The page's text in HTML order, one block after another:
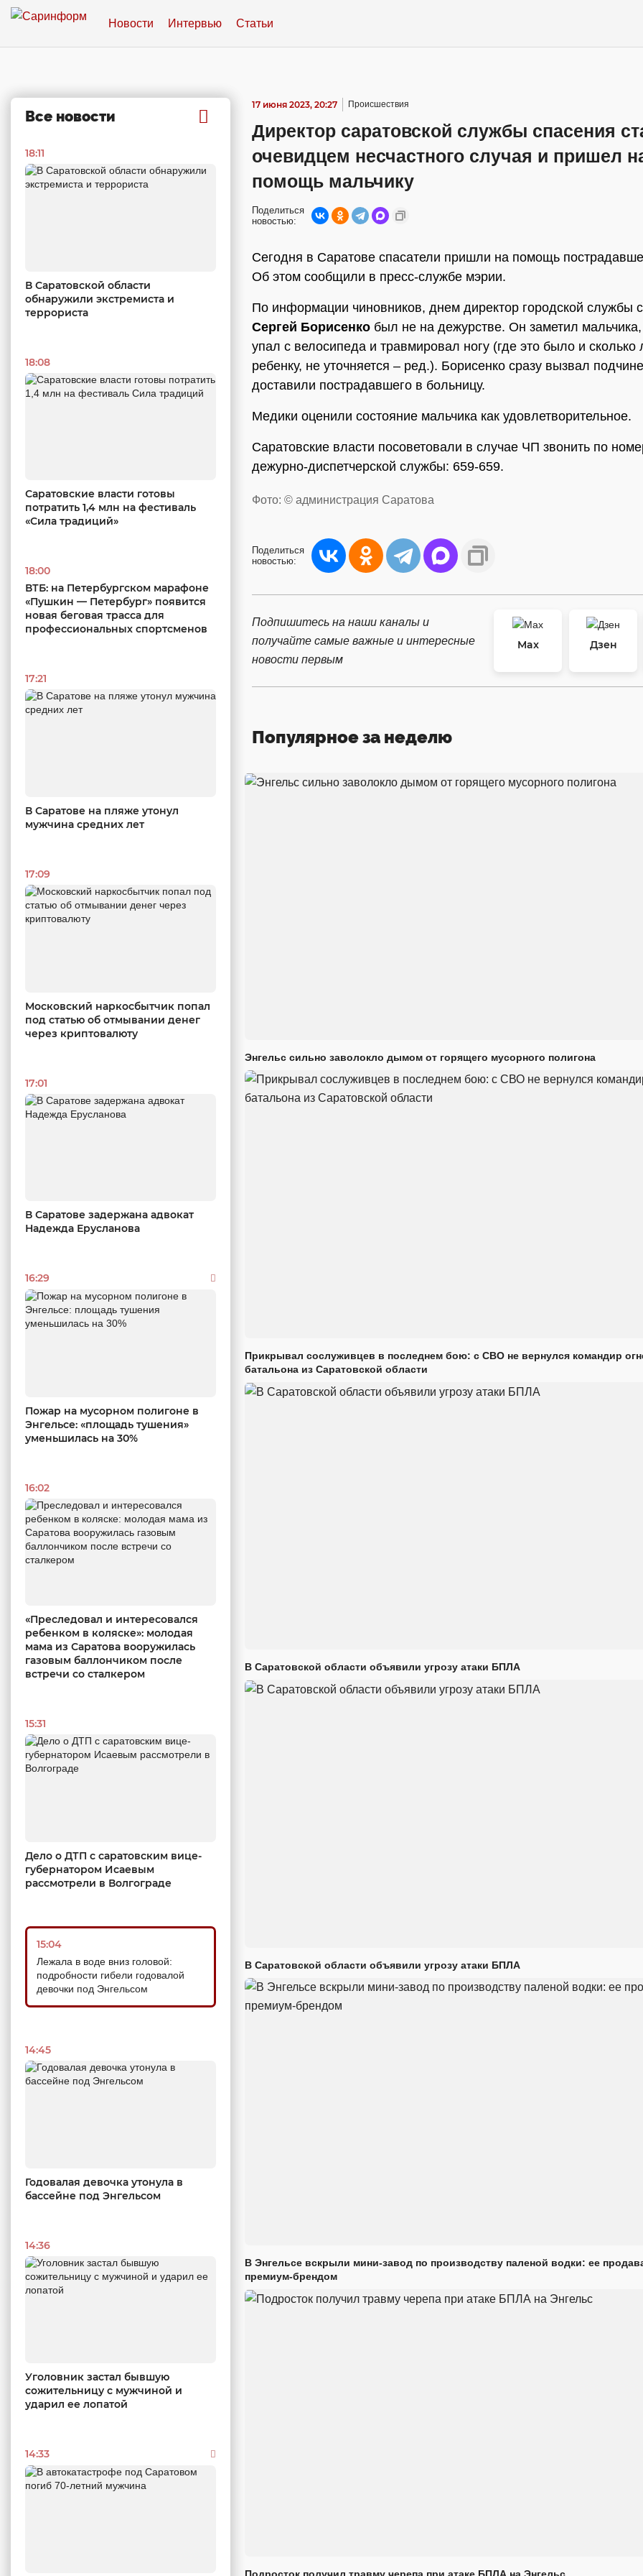
Новости Интервью Статьи
Все новости
18:11
В Саратовской области
обнаружили экстремиста и
террориста
18:08
Саратовские власти готовы
потратить 1,4 млн на фестиваль
«Сила традиций»
18:00
ВТБ: на Петербургском марафоне
«Пушкин — Петербург» появится
новая беговая трасса для
профессиональных спортсменов
17:21
В Саратове на пляже утонул
мужчина средних лет
17:09
Московский наркосбытчик попал
под статью об отмывании денег
через криптовалюту
17:01
В Саратове задержана адвокат
Надежда Ерусланова
16:29
Пожар на мусорном полигоне в
Энгельсе: «площадь тушения»
уменьшилась на 30%
16:02
«Преследовал и интересовался
ребенком в коляске»: молодая
мама из Саратова вооружилась
газовым баллончиком после
встречи со сталкером
15:31
Дело о ДТП с саратовским вице-
губернатором Исаевым
рассмотрели в Волгограде
15:04
Лежала в воде вниз головой:
подробности гибели годовалой
девочки под Энгельсом
14:45
Годовалая девочка утонула в
бассейне под Энгельсом
14:36
Уголовник застал бывшую
сожительницу с мужчиной и
ударил ее лопатой
14:33
17 июня 2023, 20:27 Происшествия
Директор саратовской службы спасения
очевидцем несчастного случая и пришел
помощь мальчику
Поделиться
новостью:
Сегодня в Саратове спасатели пришли на помощь
Об этом сообщили в пресс-службе мэрии.
По информации чиновников, днем директор городской службы
Сергей Борисенко был не на дежурстве. Он заметил
упал с велосипеда и травмировал ногу (где это было и сколько
ребенку, не уточняется – ред.). Борисенко сразу вызвал
доставили пострадавшего в больницу.
Медики оценили состояние мальчика как удовлетворительное.
Саратовские власти посоветовали в случае ЧП звонить по
дежурно-диспетчерской службы: 659-659.
Фото: © администрация Саратова
Поделиться
новостью:
Подпишитесь на наши каналы и
получайте самые важные и интересные
новости первым
Max
Дзен
Популярное за неделю
Энгельс сильно заволокло дымом от горящего мусорного полигона
Прикрывал сослуживцев в последнем бою: с СВО не вернулся командир
батальона из Саратовской области
В Саратовской области объявили угрозу атаки БПЛА
В Саратовской области объявили угрозу атаки БПЛА
В Энгельсе вскрыли мини-завод по производству паленой водки: ее
премиум-брендом